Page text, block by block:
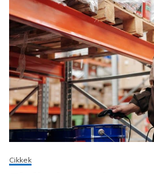
Cikkek